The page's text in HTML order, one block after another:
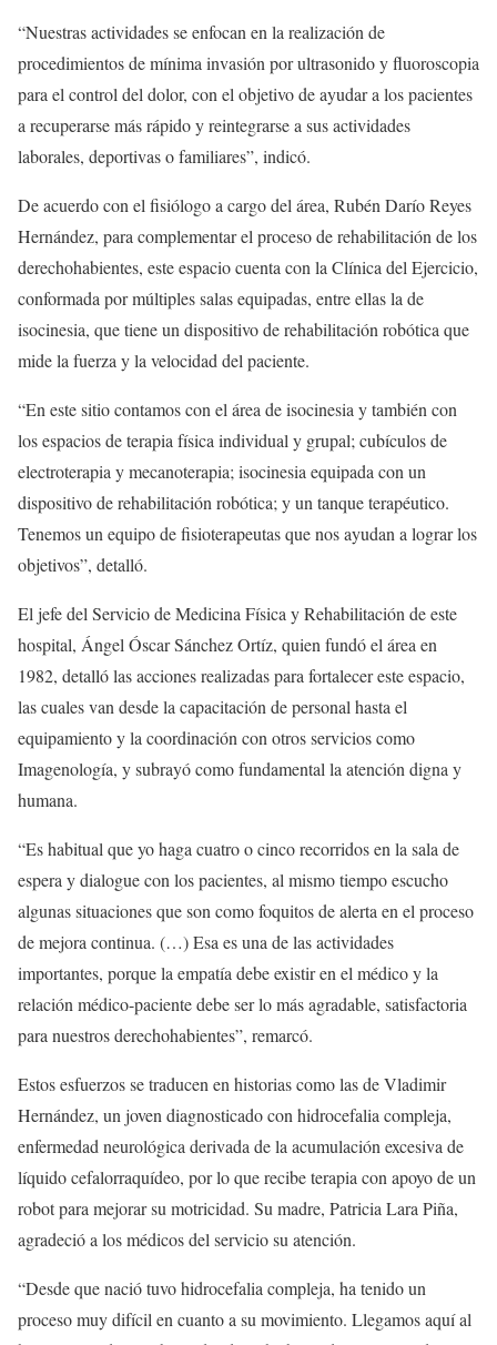
“Nuestras actividades se enfocan en la realización de
procedimientos de mínima invasión por ultrasonido y fluoroscopia
para el control del dolor, con el objetivo de ayudar a los pacientes
a recuperarse más rápido y reintegrarse a sus actividades
laborales, deportivas o familiares”, indicó.
De acuerdo con el fisiólogo a cargo del área, Rubén Darío Reyes
Hernández, para complementar el proceso de rehabilitación de los
derechohabientes, este espacio cuenta con la Clínica del Ejercicio,
conformada por múltiples salas equipadas, entre ellas la de
isocinesia, que tiene un dispositivo de rehabilitación robótica que
mide la fuerza y la velocidad del paciente.
“En este sitio contamos con el área de isocinesia y también con
los espacios de terapia física individual y grupal; cubículos de
electroterapia y mecanoterapia; isocinesia equipada con un
dispositivo de rehabilitación robótica; y un tanque terapéutico.
Tenemos un equipo de fisioterapeutas que nos ayudan a lograr los
objetivos”, detalló.
El jefe del Servicio de Medicina Física y Rehabilitación de este
hospital, Ángel Óscar Sánchez Ortíz, quien fundó el área en
1982, detalló las acciones realizadas para fortalecer este espacio,
las cuales van desde la capacitación de personal hasta el
equipamiento y la coordinación con otros servicios como
Imagenología, y subrayó como fundamental la atención digna y
humana.
“Es habitual que yo haga cuatro o cinco recorridos en la sala de
espera y dialogue con los pacientes, al mismo tiempo escucho
algunas situaciones que son como foquitos de alerta en el proceso
de mejora continua. (…) Esa es una de las actividades
importantes, porque la empatía debe existir en el médico y la
relación médico-paciente debe ser lo más agradable, satisfactoria
para nuestros derechohabientes”, remarcó.
Estos esfuerzos se traducen en historias como las de Vladimir
Hernández, un joven diagnosticado con hidrocefalia compleja,
enfermedad neurológica derivada de la acumulación excesiva de
líquido cefalorraquídeo, por lo que recibe terapia con apoyo de un
robot para mejorar su motricidad. Su madre, Patricia Lara Piña,
agradeció a los médicos del servicio su atención.
“Desde que nació tuvo hidrocefalia compleja, ha tenido un
proceso muy difícil en cuanto a su movimiento. Llegamos aquí al